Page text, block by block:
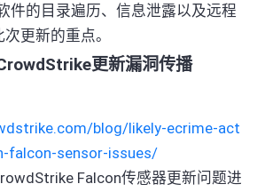
件的目录遍历、信息泄露以及远程
更新的重点。
更新漏洞传播
blog/likely-ecrime-act
falcon-sensor-issues/
Falcon传感器更新问题进